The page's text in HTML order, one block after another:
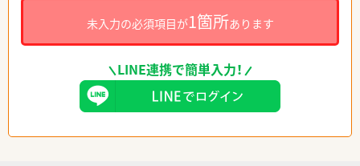
未入力の必須項目が1箇所あります
LINE連携で簡単入力！